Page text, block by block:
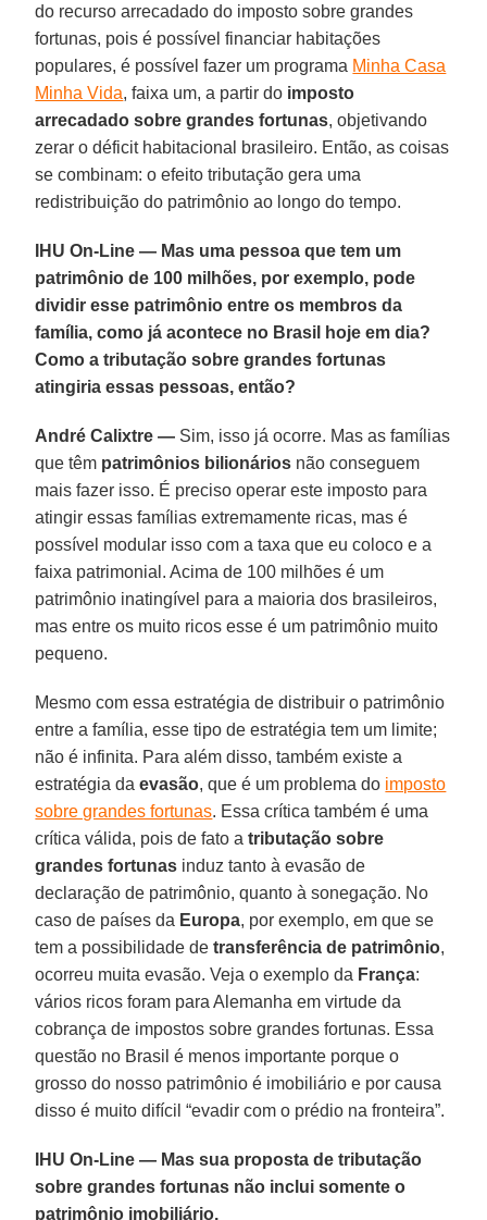
do recurso arrecadado do imposto sobre grandes
fortunas, pois é possível financiar habitações
populares, é possível fazer um programa Minha Casa
Minha Vida, faixa um, a partir do imposto
arrecadado sobre grandes fortunas, objetivando
zerar o déficit habitacional brasileiro. Então, as coisas
se combinam: o efeito tributação gera uma
redistribuição do patrimônio ao longo do tempo.
IHU On-Line — Mas uma pessoa que tem um
patrimônio de 100 milhões, por exemplo, pode
dividir esse patrimônio entre os membros da
família, como já acontece no Brasil hoje em dia?
Como a tributação sobre grandes fortunas
atingiria essas pessoas, então?
André Calixtre — Sim, isso já ocorre. Mas as famílias
que têm patrimônios bilionários não conseguem
mais fazer isso. É preciso operar este imposto para
atingir essas famílias extremamente ricas, mas é
possível modular isso com a taxa que eu coloco e a
faixa patrimonial. Acima de 100 milhões é um
patrimônio inatingível para a maioria dos brasileiros,
mas entre os muito ricos esse é um patrimônio muito
pequeno.
Mesmo com essa estratégia de distribuir o patrimônio
entre a família, esse tipo de estratégia tem um limite;
não é infinita. Para além disso, também existe a
estratégia daevasão, que é um problema do imposto
sobre grandes fortunas. Essa crítica também é uma
crítica válida, pois de fato atributação sobre
grandes fortunas induz tanto à evasão de
declaração de patrimônio, quanto à sonegação. No
caso de países da Europa, por exemplo, em que se
tem a possibilidade de transferência de patrimônio,
ocorreu muita evasão. Veja o exemplo da França:
vários ricos foram para Alemanha em virtude da
cobrança de impostos sobre grandes fortunas. Essa
questão no Brasil é menos importante porque o
grosso do nosso patrimônio é imobiliário e por causa
disso é muito difícil “evadir com o prédio na fronteira”.
IHU On-Line — Mas sua proposta de tributação
sobre grandes fortunas não inclui somente o
patrimônio imobiliário.